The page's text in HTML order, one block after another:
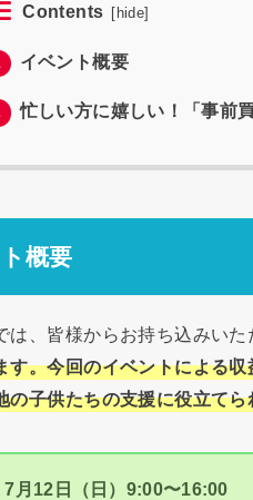
Contents hide
イベント概要
忙しい方に嬉しい！「事前
概要
は、皆様からお持ち込みいた
す。今回のイベントによる
の子供たちの支援に役立てら
7月12日（日）9:00〜16:00